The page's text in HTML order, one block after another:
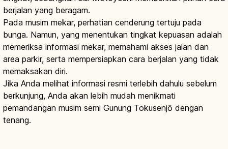
berjalan yang beragam.
Pada musim mekar, perhatian cenderung tertuju pada
bunga. Namun, yang menentukan tingkat kepuasan adalah
memeriksa informasi mekar, memahami akses jalan dan
area parkir, serta mempersiapkan cara berjalan yang tidak
memaksakan diri.
Jika Anda melihat informasi resmi terlebih dahulu sebelum
berkunjung, Anda akan lebih mudah menikmati
pemandangan musim semi Gunung Tokusenjō dengan
tenang.